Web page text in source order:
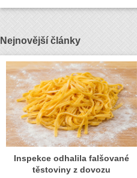
Nejnovější články
Inspekce odhalila falšované
těstoviny z dovozu